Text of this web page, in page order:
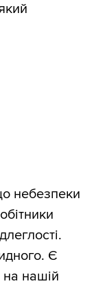
небезпеки
Є
на нашій